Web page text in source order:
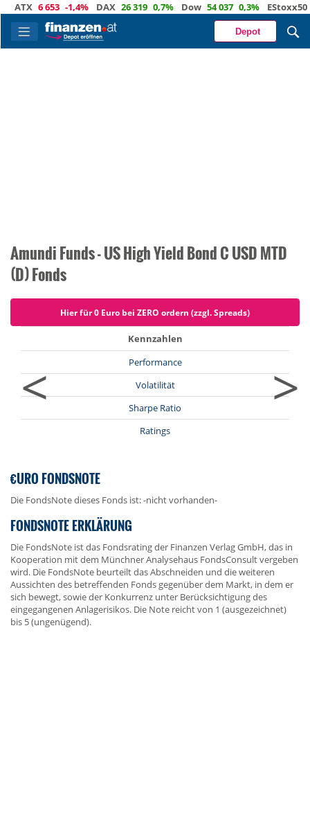
ATX 6 653 -1,4% DAX 26 319 0,7% Dow 54 037 0,3% EStoxx50 6
Depot
Amundi Funds - US High Yield Bond C USD MTD
(D) Fonds
Hier für 0 Euro bei ZERO ordern (zzgl. Spreads)
<
Kennzahlen
Performance
Volatilität
Sharpe Ratio
Ratings
>
€URO FONDSNOTE
Die FondsNote dieses Fonds ist: -nicht vorhanden-
FONDSNOTE ERKLÄRUNG
Die FondsNote ist das Fondsrating der Finanzen Verlag GmbH, das in
Kooperation mit dem Münchner Analysehaus FondsConsult vergeben
wird. Die FondsNote beurteilt das Abschneiden und die weiteren
Aussichten des betreffenden Fonds gegenüber dem Markt, in dem er
sich bewegt, sowie der Konkurrenz unter Berücksichtigung des
eingegangenen Anlagerisikos. Die Note reicht von 1 (ausgezeichnet)
bis 5 (ungenügend).